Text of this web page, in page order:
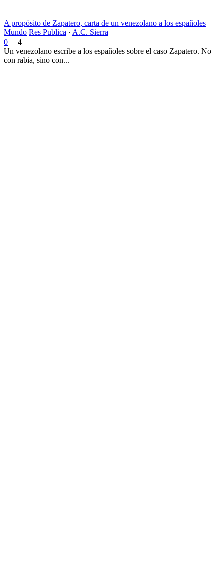
A propósito de Zapatero, carta de un venezolano a los españoles
Mundo Res Publica · A.C. Sierra
0
4
Un venezolano escribe a los españoles sobre el caso Zapatero. No
con rabia, sino con...